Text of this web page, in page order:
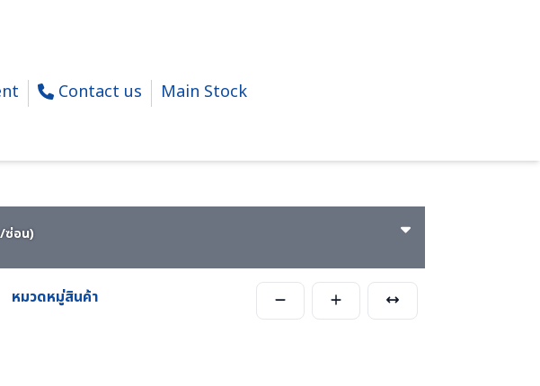
Contact us Main Stock
ซ่อน)
หมวดหมู่สินค้า